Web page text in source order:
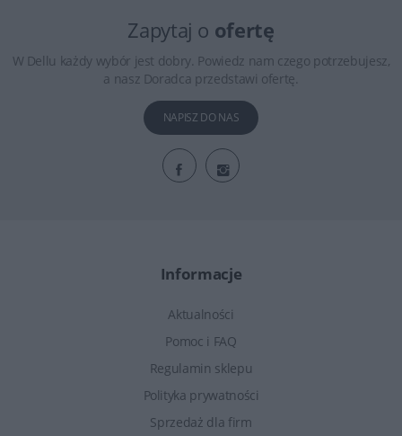
Zapytaj o ofertę
W Dellu każdy wybór jest dobry. Powiedz nam czego potrzebujesz,
a nasz Doradca przedstawi ofertę.
NAPISZ DO NAS
Informacje
Aktualności
Pomoc i FAQ
Regulamin sklepu
Polityka prywatności
Sprzedaż dla firm